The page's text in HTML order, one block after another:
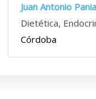
Juan Antonio
Dietética,
Córdoba